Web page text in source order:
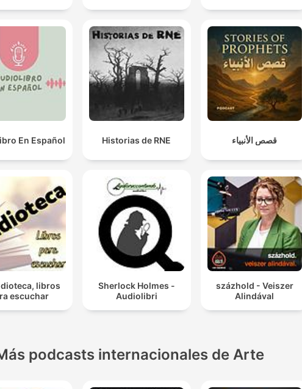
En Español Historias de RNE قصص الأنبياء
libros
escuchar
Sherlock Holmes -
Audiolibri
százhold - Veiszer
Alindával
podcasts internacionales de Arte